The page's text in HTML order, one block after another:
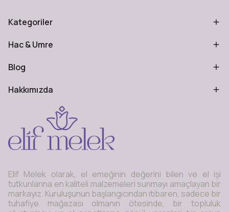
Kategoriler
Hac & Umre
Blog
Hakkımızda
Elif Melek olarak, el emeğinin değerini bilen ve el işi
tutkunlarına en kaliteli malzemeleri sunmayı amaçlayan bir
markayız. Kuruluşunun başlangıcından itibaren, sadece bir
tuhafiye mağazası olmanın ötesinde, bir topluluk